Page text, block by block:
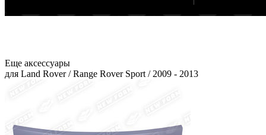
Еще аксессуары
для Land Rover / Range Rover Sport / 2009 - 2013